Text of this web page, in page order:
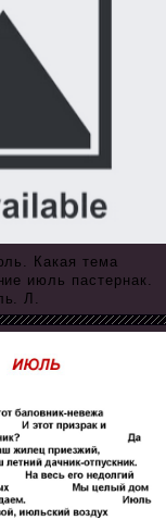
Какая тема
июль пастернак.
Л.